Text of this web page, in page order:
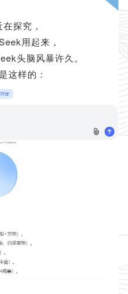
探究，
用起来，
头脑风暴许久。
这样的：